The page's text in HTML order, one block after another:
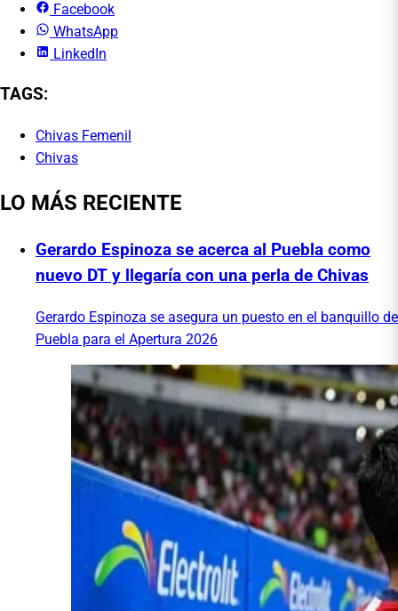
Facebook
WhatsApp
LinkedIn
TAGS:
Chivas Femenil
Chivas
LO MÁS RECIENTE
Gerardo Espinoza se acerca al Puebla como
nuevo DT y llegaría con una perla de Chivas
Gerardo Espinoza se asegura un puesto en el banquillo de
Puebla para el Apertura 2026